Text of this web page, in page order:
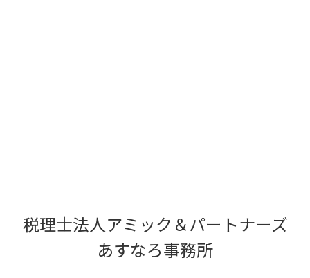
税理士法人アミック＆パートナーズ
あすなろ事務所